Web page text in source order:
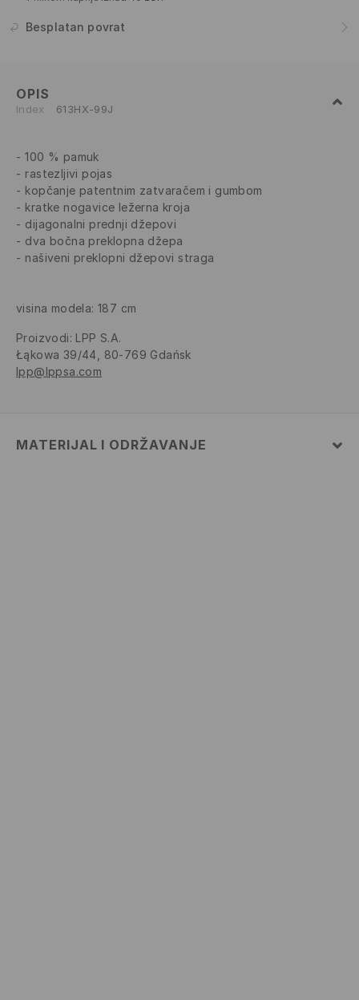
Besplatan povrat
OPIS
Index 613HX-99J
100 % pamuk
rastezljivi pojas
kopčanje patentnim zatvaračem i gumbom
kratke nogavice ležerna kroja
dijagonalni prednji džepovi
dva bočna preklopna džepa
našiveni preklopni džepovi straga
visina modela: 187 cm
Proizvodi: LPP S.A.
Łąkowa 39/44, 80-769 Gdańsk
lpp@lppsa.com
MATERIJAL I ODRŽAVANJE